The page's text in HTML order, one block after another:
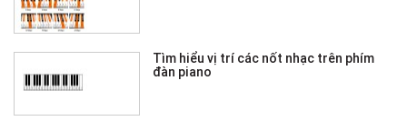
Tìm hiểu vị trí các nốt nhạc trên phím
đàn piano